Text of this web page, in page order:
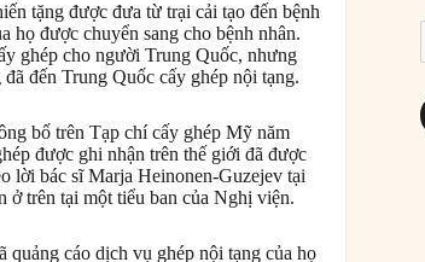
tặng được đưa từ trại cải tạo đến bệnh
họ được chuyển sang cho bệnh nhân.
ghép cho người Trung Quốc, nhưng
đến Trung Quốc cấy ghép nội tạng.
bố trên Tạp chí cấy ghép Mỹ năm
được ghi nhận trên thế giới đã được
lời bác sĩ Marja Heinonen-Guzejev tại
ở trên tại một tiểu ban của Nghị viện.
quảng cáo dịch vụ ghép nội tạng của họ